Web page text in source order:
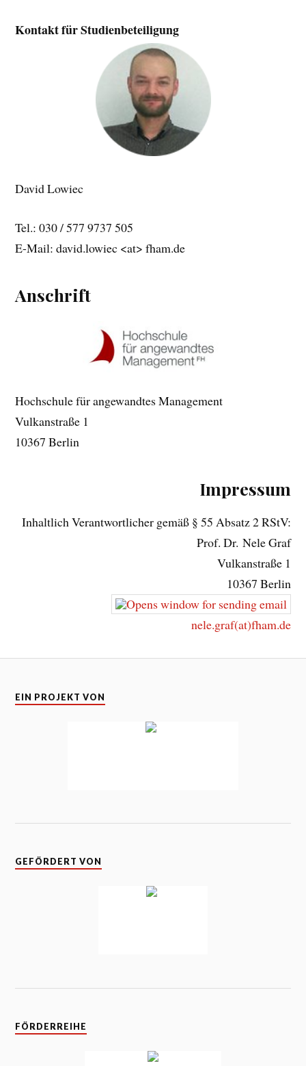
Kontakt für Studienbeteiligung
David Lowiec
Tel.: 030 / 577 9737 505
E-Mail: david.lowiec <at>fham.de
Anschrift
Hochschule für angewandtes Management
Vulkanstraße 1
10367 Berlin
Impressum
Inhaltlich Verantwortlicher gemäß § 55 Absatz 2 RStV:
Prof. Dr. Nele Graf
Vulkanstraße 1
10367 Berlin
nele.graf(at)fham.de
EIN PROJEKT VON
GEFÖRDERT VON
FÖRDERREIHE